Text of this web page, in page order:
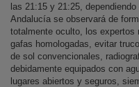
las 21:15 y 21:25,
Andalucía se observará de
totalmente oculto, los expertos
gafas homologadas, evitar
de sol convencionales,
debidamente equipados con
lugares abiertos y seguros,